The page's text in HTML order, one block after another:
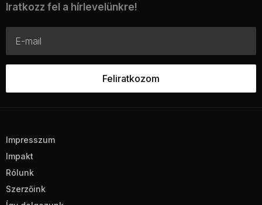
Iratkozz fel a hírlevelünkre!
Impresszum
Impakt
Rólunk
Szerzőink